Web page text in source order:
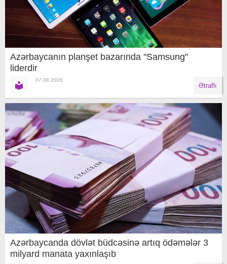
Azərbaycanın planşet bazarında "Samsung"
liderdir
07.08.2026
Ətraflı
Azərbaycanda dövlət büdcəsinə artıq ödəmələr 3
milyard manata yaxınlaşıb